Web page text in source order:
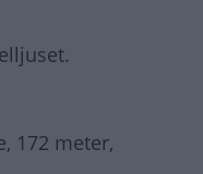
172 meter,